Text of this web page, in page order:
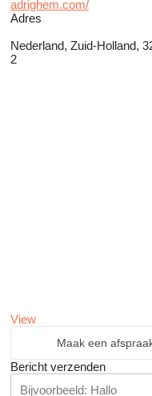
adrighem.com/
Adres
Nederland, Zuid-Holland,
2
View
Maak een
Bericht verzenden